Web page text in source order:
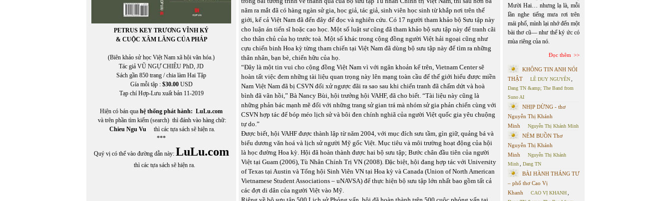
PETRUS KEY TRƯƠNG VĨNH KÝ
& CUỘC XÂM LĂNG CỦA PHÁP
(Biên khảo sử học Việt Nam xã hội văn hóa.)
Tác giả VŨ NGỰ CHIÊU PhD, JD
Sách gần 850 trang / chia làm Hai Tập
Gía mỗi tập : $30.00USD
Tạp chí Hợp-Lưu xuất bản 11-2019
Hiện có bán qua hệ thống phát hành: LuLu.com
và trên phần tìm kiếm (search) thì đánh vào hàng chữ:
Chieu Ngu Vu thì các tựa sách sẽ hiện ra.
***
Quý vị có thể vào đường dẫn này: LuLu.com
thì các tựa sách sẽ hiện ra.
năm ra mắt đã có hàng ngàn sử gia, học giả, tác giả, sinh viên học sinh từ khắp nơi trên thế
giới, kể cả Việt Nam đã đến đây để đọc và nghiên cứu. Có 17 người tham khảo bộ Sưu tập này
cho luận án tiến sĩ hoặc cao học. Một số luật sư cũng đã tham khảo bộ sưu tập này để tranh cãi
cho thân chủ của họ trước toà. Một số khác trong cộng đồng người Việt hải ngoại cũng như
cựu chiến binh Hoa kỳ từng tham chiến tại Việt Nam đã dùng bộ sưu tập này để tìm ra những
thân nhân, bạn bè, chiến hữu của họ.
“Đây là một tin vui cho cộng đồng Việt Nam vì với ngân khoản kể trên, Vietnam Center sẽ
hoàn tất việc đem những tài liệu quan trọng này lên mạng toàn cầu để thế giới hiểu được miền
Nam Việt Nam đã bị CSVN đối xử ngược đãi ra sao sau khi chiến tranh đã chấm dứt và hoà
bình đã vãn hồi,” Bà Nancy Bùi, hội trưởng hội VAHF, đã cho biết. “Tài liệu này cũng là
những phản bác mạnh mẽ đối với những trang sử gian trá mà nhóm sử gia phản chiến cùng với
CSVN hợp tác để bóp méo lịch sử và bôi đen chính nghiã của người Việt quốc gia yêu chuộng
tự do.”
Được biết, hội VAHF được thành lập từ năm 2004, với mục đích sưu tầm, gìn giữ, quảng bá và
biểu dương văn hoá và lịch sử người Mỹ gốc Việt. Mục tiêu và môi trường hoạt động của hội
là học đường Hoa kỳ. Hội đã hoàn thành được hai bộ sưu tập; Bước chân đầu tiên của người
Việt tại Guam (2006), Tù Nhân Chính Trị VN (2008). Đặc biệt, hội đang hợp tác với University
of Texas tại Austin và Tổng hội Sinh Viên VN tại Hoa kỳ và Canada (Union of North American
Vietnamese Student Associations – uNAVSA) để thực hiện bộ sưu tập lớn nhất bao gồm tất cả
các đợt di dân của người Việt vào Mỹ.
Mười Hai… nhưng lạ là, mỗi
lần nghe tiếng mưa rơi trên
mái phố, mình lại nhớ đến một
bài thơ cũ— như thể ký ức có
mùa riêng của nó.
Đọc thêm
KHÔNG TIN ANH NÓI
THẬT
LÊ DUY NGUYÊN
Dang TN &amp; The Band from
Suno AI
NHỊP DỪNG - thơ
Nguyễn Thị Khánh
Minh
Nguyễn Thị Khánh Minh
NÉM BUỒN Thơ
Nguyễn Thị Khánh
Minh
Nguyễn Thị Khánh
Minh
Dang TN
BÀI HÀNH THÁNG TƯ
– phổ thơ Cao Vị
Khanh
CAO VỊ KHANH